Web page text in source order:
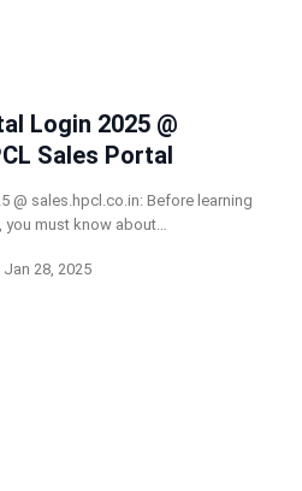
Login 2025 @
Sales Portal
@ sales.hpcl.co.in: Before learning
you must know about…
Jan 28, 2025